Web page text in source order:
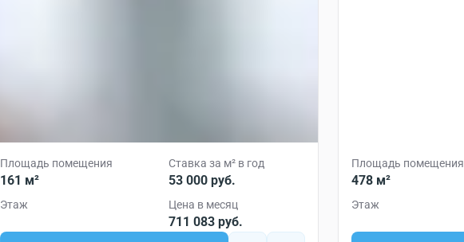
Площадь помещения
161 м²
Ставка за м² в год
53 000 руб.
Этаж Цена в месяц
711 083 руб.
Площадь помещения
478 м²
Этаж